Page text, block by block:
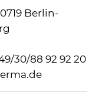
Berlin-
30/88 92 92 20